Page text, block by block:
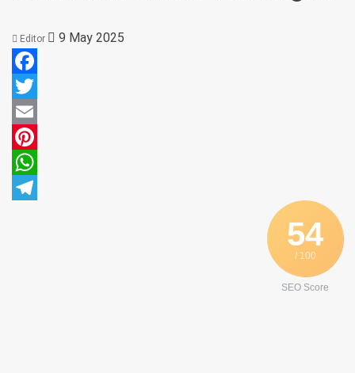
Editor 9 May 2025
Facebook
Twitter
Email
Pinterest
WhatsApp
54
/ 100
SEO Score